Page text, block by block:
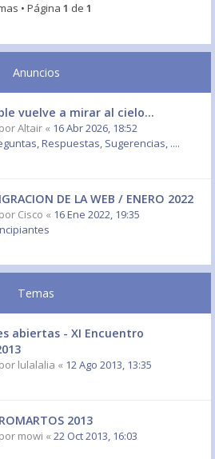
• Página 1 de 1
Anuncios
vuelve a mirar al cielo...
Altair « 16 Abr 2026, 18:52
Respuestas, Sugerencias, ....
DE LA WEB / ENERO 2022
Cisco « 16 Ene 2022, 19:35
Temas
abiertas - XI Encuentro
lulalalia « 12 Ago 2013, 13:35
2013
mowi « 22 Oct 2013, 16:03